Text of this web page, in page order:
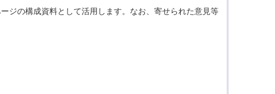
ジの構成資料として活用します。なお、寄せられた意見等